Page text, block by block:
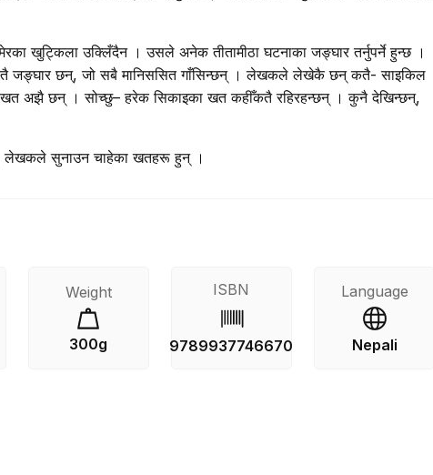
खुट्किला उक्लिँदैन । उसले अनेक तीतामीठा घटनाका जङ्घार तर्नुपर्ने हुन्छ ।
जङ्घार छन्, जो सबै मानिससित गाँसिन्छन् । लेखकले लेखेकै छन् कतै- साइकिल
खत अझै छन् । सोच्छु– हरेक सिकाइका खत कहीँकतै रहिरहन्छन् । कुनै देखिन्छन्,
लेखकले सुनाउन चाहेका खतहरू हुन् ।
Weight
300g
ISBN
9789937746670
Language
Nepali